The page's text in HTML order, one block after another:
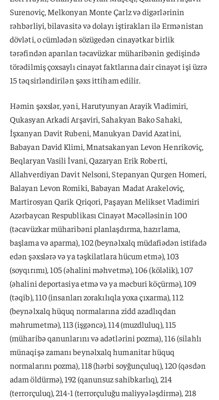
Surenoviç, Melkonyan Monte Çarlz və digərlərinin
rəhbərliyi, bilavasitə və dolayı iştirakları ilə Ermənistan
dövləti, o cümlədən sözügedən cinayətkar birlik
tərəfindən aparılan təcavüzkar müharibənin gedişində
törədilmiş çoxsaylı cinayət faktlarına dair cinayət işi üzrə
15 təqsirləndirilən şəxs ittiham edilir.
Həmin şəxslər, yəni, Harutyunyan Arayik Vladimiri,
Qukasyan Arkadi Arşaviri, Sahakyan Bako Sahaki,
İşxanyan Davit Rubeni, Manukyan David Azatini,
Babayan David Klimi, Mnatsakanyan Levon Henrikoviç,
Beqlaryan Vasili İvani, Qazaryan Erik Roberti,
Allahverdiyan Davit Nelsoni, Stepanyan Qurgen Homeri,
Balayan Levon Romiki, Babayan Madat Arakeloviç,
Martirosyan Qarik Qriqori, Paşayan Melikset Vladimiri
Azərbaycan Respublikası Cinayət Məcəlləsinin 100
(təcavüzkar müharibəni planlaşdırma, hazırlama,
başlama və aparma), 102 (beynəlxalq müdafiədən istifadə
edən şəxslərə və ya təşkilatlara hücum etmə), 103
(soyqırımı), 105 (əhalini məhvetmə), 106 (köləlik), 107
(əhalini deportasiya etmə və ya məcburi köçürmə), 109
(təqib), 110 (insanları zorakılıqla yoxa çıxarma), 112
(beynəlxalq hüquq normalarına zidd azadlıqdan
məhrumetmə), 113 (işgəncə), 114 (muzdluluq), 115
(müharibə qanunlarını və adətlərini pozma), 116 (silahlı
münaqişə zamanı beynəlxalq humanitar hüquq
normalarını pozma), 118 (hərbi soyğunçuluq), 120 (qəsdən
adam öldürmə), 192 (qanunsuz sahibkarlıq), 214
(terrorçuluq), 214-1 (terrorçuluğu maliyyələşdirmə), 218